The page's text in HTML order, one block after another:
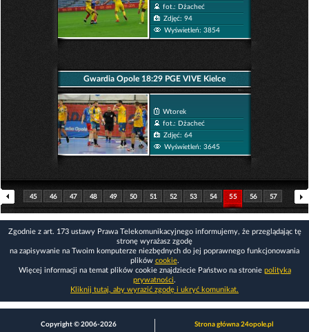
fot.: Dżacheć
Zdjęć: 94
Wyświetleń: 3854
Gwardia Opole 18:29 PGE VIVE Kielce
Wtorek
fot.: Dżacheć
Zdjęć: 64
Wyświetleń: 3645
45 46 47 48 49 50 51 52 53 54 55 56 57
Zgodnie z art. 173 ustawy Prawa Telekomunikacyjnego informujemy, że przeglądając tę
stronę wyrażasz zgodę
na zapisywanie na Twoim komputerze niezbędnych do jej poprawnego funkcjonowania
plików cookie.
Więcej informacji na temat plików cookie znajdziecie Państwo na stronie polityka
prywatności.
Kliknij tutaj, aby wyrazić zgodę i ukryć komunikat.
Copyright © 2006-2026 Strona główna 24opole.pl